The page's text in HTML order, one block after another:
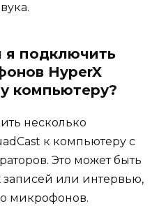
я подключить
HyperX
компьютеру?
несколько
к компьютеру с
Это может быть
записей или интервью,
микрофонов.